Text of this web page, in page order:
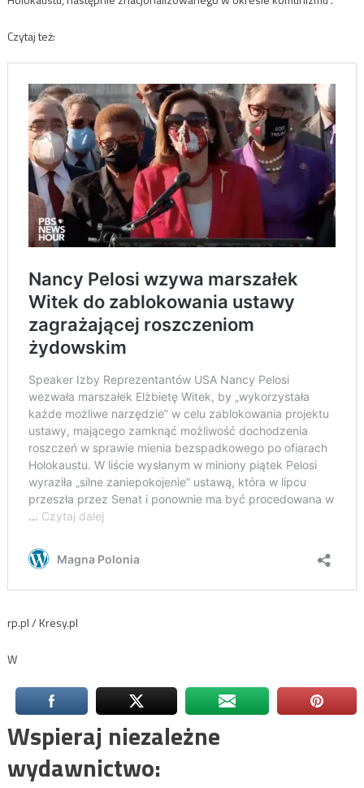
Czytaj też:
rp.pl / Kresy.pl
W
Wspieraj niezależne
wydawnictwo: